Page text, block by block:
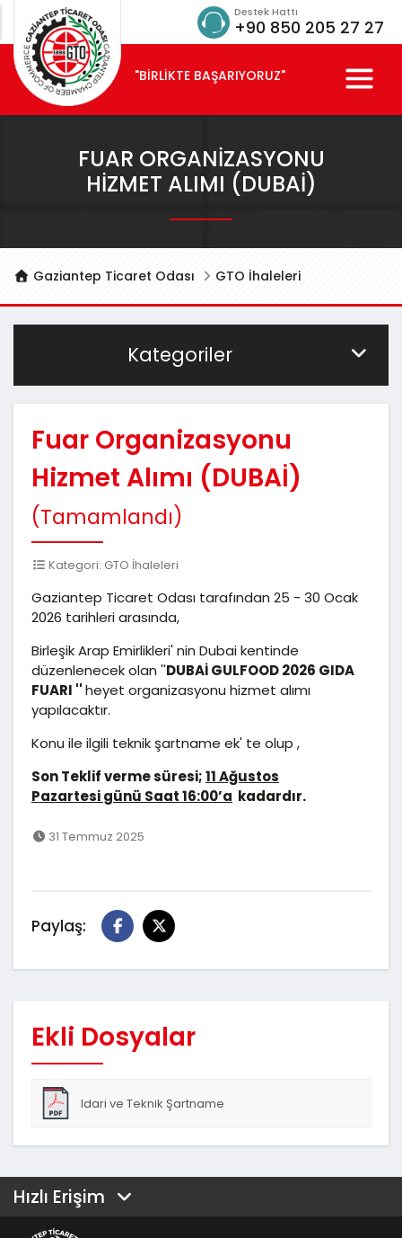
Destek Hattı
+90 850 205 27 27
"BİRLİKTE BAŞARIYORUZ"
FUAR ORGANIZASYONU
HIZMET ALIMI (DUBAİ)
Gaziantep Ticaret Odası GTO İhaleleri
Kategoriler
Fuar Organizasyonu
Hizmet Alımı (DUBAİ)
(Tamamlandı)
Kategori: GTO İhaleleri
Gaziantep Ticaret Odası tarafından 25 - 30 Ocak
2026 tarihleri arasında,
Birleşik Arap Emirlikleri' nin Dubai kentinde
düzenlenecek olan ''DUBAİ GULFOOD 2026 GIDA
FUARI ''heyet organizasyonu hizmet alımı
yapılacaktır.
Konu ile ilgili teknik şartname ek' te olup ,
Son Teklif verme süresi;11 Ağustos
Pazartesigünü Saat 16:00’a kadardır.
31 Temmuz 2025
Paylaş:
Ekli Dosyalar
Idari ve Teknik Şartname
Hızlı Erişim